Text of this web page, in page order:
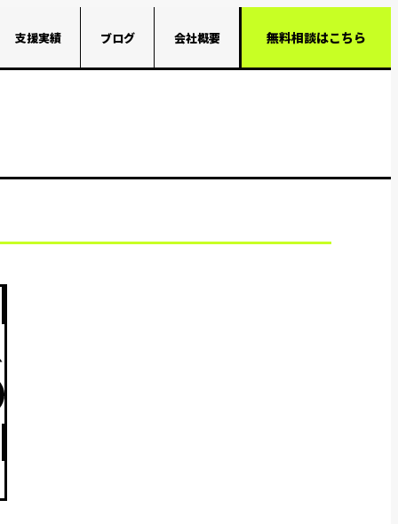
支援実績 ブログ 会社概要 無料相談はこちら